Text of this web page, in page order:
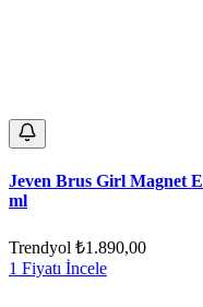
Jeven Brus Girl Magnet
ml
Trendyol ₺1.890,00
1 Fiyatı İncele